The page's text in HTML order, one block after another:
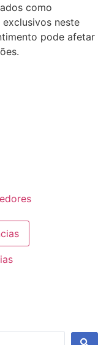
como
neste
pode afetar